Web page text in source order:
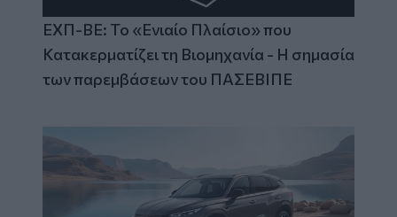
ΕΧΠ-ΒΕ: Το «Ενιαίο Πλαίσιο» που
Κατακερματίζει τη Βιομηχανία - Η σημασία
των παρεμβάσεων του ΠΑΣΕΒΙΠΕ